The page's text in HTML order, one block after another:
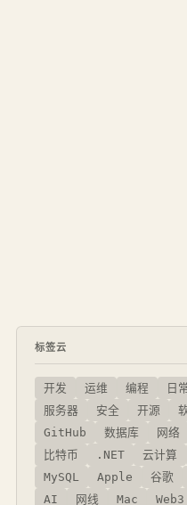
标签云
开发 运维 编程 日
服务器
安全 开源
GitHub
数据库 网络
比特币
.NET 云计算
MySQL
Apple 谷歌
AI
网线 Mac Web3